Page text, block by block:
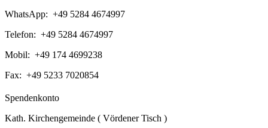
WhatsApp: +49 5284 4674997
Telefon: +49 5284 4674997
Mobil: +49 174 4699238
Fax: +49 5233 7020854
Spendenkonto
Kath. Kirchengemeinde ( Vördener Tisch )